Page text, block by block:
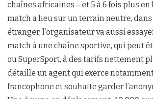
chaînes africaines – et 5 à 6 fois plus en
match a lieu sur un terrain neutre, dans
étranger, l’organisateur va aussi
match à une chaîne sportive, qui peut
ou SuperSport, à des tarifs nettement
détaille un agent qui exerce
francophone et souhaite garder